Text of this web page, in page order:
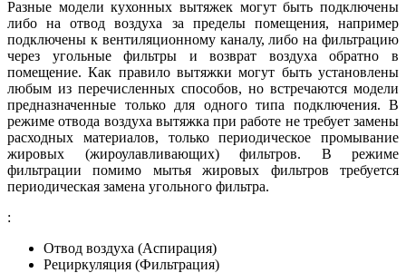
Разные модели кухонных вытяжек могут быть подключены
либо на отвод воздуха за пределы помещения, например
подключены к вентиляционному каналу, либо на фильтрацию
через угольные фильтры и возврат воздуха обратно в
помещение. Как правило вытяжки могут быть установлены
любым из перечисленных способов, но встречаются модели
предназначенные только для одного типа подключения. В
режиме отвода воздуха вытяжка при работе не требует замены
расходных материалов, только периодическое промывание
жировых (жироулавливающих) фильтров. В режиме
фильтрации помимо мытья жировых фильтров требуется
периодическая замена угольного фильтра.
:
Отвод воздуха (Аспирация)
Рециркуляция (Фильтрация)